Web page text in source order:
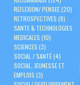
REFLEXION/ PENSEE(20)
RETROSPECTIVES (8)
SANTE & TECHNOLOGIES
MEDICALES (10)
SCIENCES (3)
SOCIAL / SANTÉ(4)
SOCIAL, JEUNESSE ET
EMPLOIS (3)